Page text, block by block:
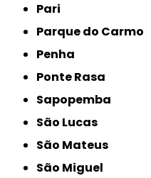
Pari
Parque do Carmo
Penha
Ponte Rasa
Sapopemba
São Lucas
São Mateus
São Miguel